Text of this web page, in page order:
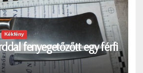
Kékfény
fenyegetőzőtt egy férfi